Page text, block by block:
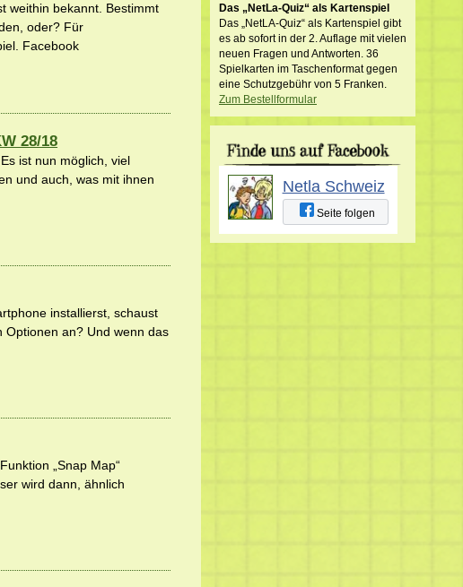
weithin bekannt. Bestimmt
oder? Für
Facebook
28/18
ist nun möglich, viel
und auch, was mit ihnen
installierst, schaust
Optionen an? Und wenn das
„Snap Map“
wird dann, ähnlich
Das „NetLa-Quiz“ als Kartenspiel
Das „NetLA-Quiz“ als Kartenspiel gibt
es ab sofort in der 2. Auflage mit vielen
neuen Fragen und Antworten. 36
Spielkarten im Taschenformat gegen
eine Schutzgebühr von 5 Franken.
Zum Bestellformular
Netla Schweiz
Seite folgen